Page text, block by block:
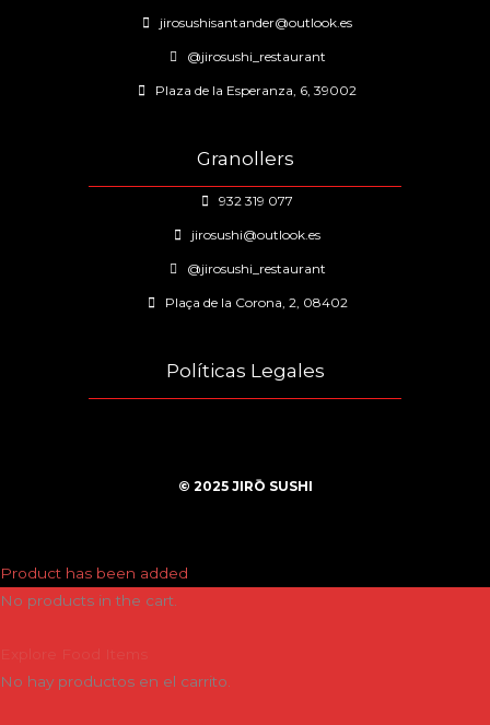
jirosushisantander@outlook.es
@jirosushi_restaurant
Plaza de la Esperanza, 6, 39002
Granollers
932 319 077
jirosushi@outlook.es
@jirosushi_restaurant
Plaça de la Corona, 2, 08402
Políticas Legales
© 2025 JIRŌ SUSHI
Product has been added
No products in the cart.
No hay productos en el carrito.